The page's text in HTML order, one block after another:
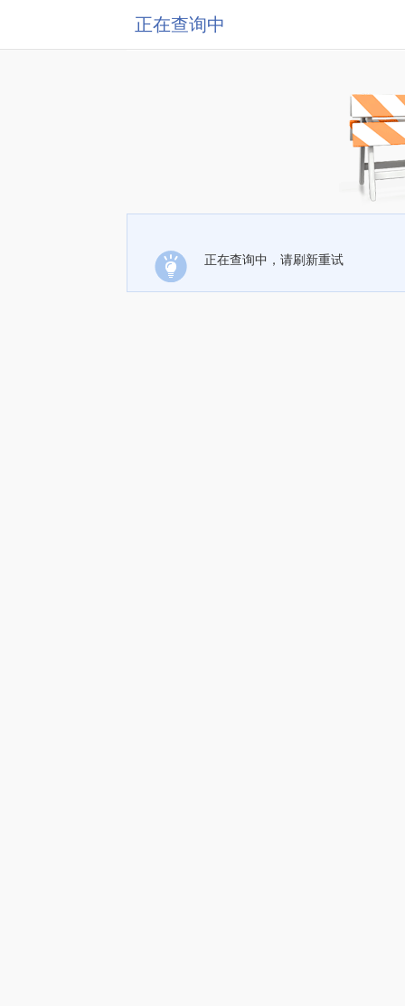
正在查询中
正在查询中，请刷新重试